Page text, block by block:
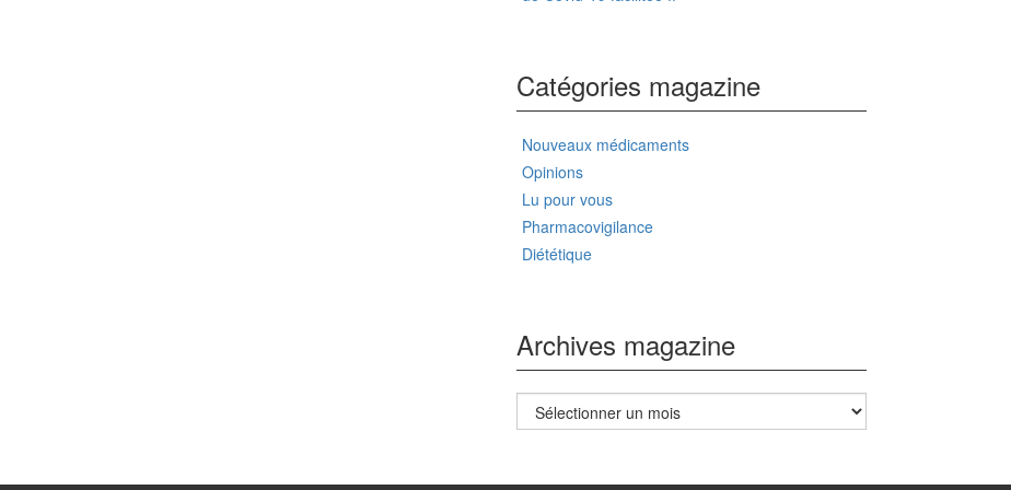
Catégories magazine
Nouveaux médicaments
Opinions
Lu pour vous
Pharmacovigilance
Diététique
Archives magazine
Archives
magazine